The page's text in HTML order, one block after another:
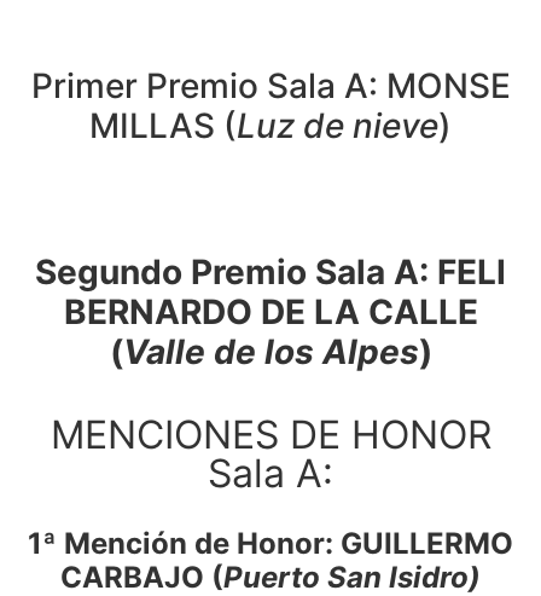
Primer Premio Sala A: MONSE
MILLAS (Luz de nieve)
Segundo Premio Sala A: FELI
BERNARDO DE LA CALLE
(Valle de los Alpes)
MENCIONES DE HONOR
Sala A:
1ª Mención de Honor: GUILLERMO
CARBAJO (Puerto San Isidro)